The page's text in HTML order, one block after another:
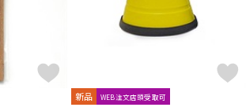
新品 WEB注文店頭受取可